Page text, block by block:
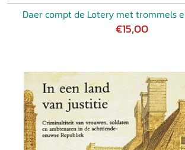
Daer compt de Lotery met trommels
€15,00